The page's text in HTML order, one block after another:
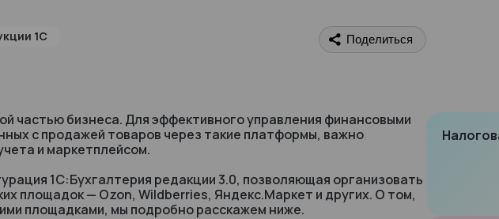
1С Поделиться
частью бизнеса. Для эффективного управления финансовыми
с продажей товаров через такие платформы, важно
и маркетплейсом.
1С:Бухгалтерия редакции 3.0, позволяющая организовать
площадок — Ozon, Wildberries, Яндекс.Маркет и других. О том,
площадками, мы подробно расскажем ниже.